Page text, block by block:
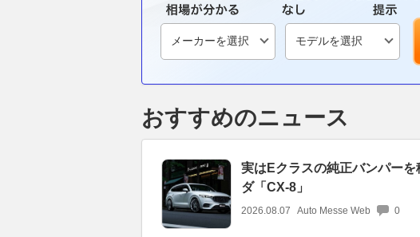
おすすめのニュース
実はEクラスの純正バンパー
ダ「CX-8」
2026.08.07 Auto Messe Web 0